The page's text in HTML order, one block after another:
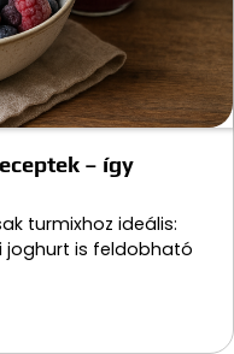
– így
turmixhoz ideális:
joghurt is feldobható